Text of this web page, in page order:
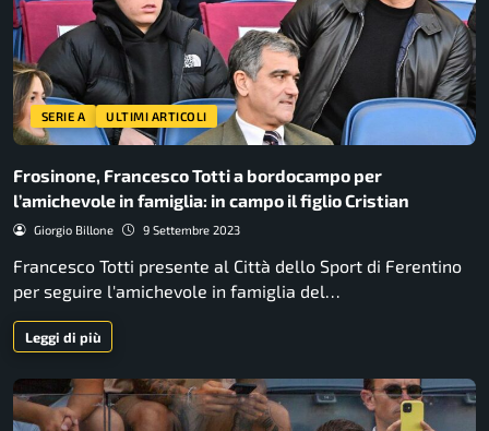
SERIE A ULTIMI ARTICOLI
Frosinone, Francesco Totti a bordocampo per
l’amichevole in famiglia: in campo il figlio Cristian
Giorgio Billone 9 Settembre 2023
Francesco Totti presente al Città dello Sport di Ferentino
per seguire l'amichevole in famiglia del…
Leggi di più